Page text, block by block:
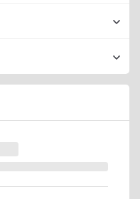
、有料プランのご利用
きません。
ております。
得手段も有料プランに
て対応できる見通しで
ント
コキーワード」のアフ
おります。
ログイン）と有料プラ
、成果が発生いたし
ー情報」「銀行口座情